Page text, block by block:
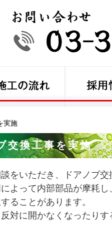
実施
交換工事を実施
をいただき、ドアノブ交
よって内部部品が摩耗
ることがあります。
対に開かなくなったり